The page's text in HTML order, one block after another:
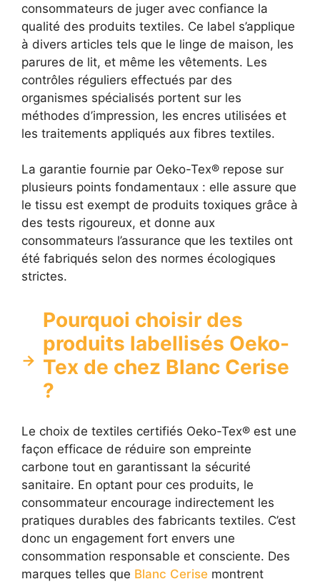
consommateurs de juger avec confiance la
qualité des produits textiles. Ce label s’applique
à divers articles tels que le linge de maison, les
parures de lit, et même les vêtements. Les
contrôles réguliers effectués par des
organismes spécialisés portent sur les
méthodes d’impression, les encres utilisées et
les traitements appliqués aux fibres textiles.
La garantie fournie par Oeko-Tex® repose sur
plusieurs points fondamentaux : elle assure que
le tissu est exempt de produits toxiques grâce à
des tests rigoureux, et donne aux
consommateurs l’assurance que les textiles ont
été fabriqués selon des normes écologiques
strictes.
Pourquoi choisir des
produits labellisés Oeko-
Tex de chez Blanc Cerise
?
Le choix de textiles certifiés Oeko-Tex® est une
façon efficace de réduire son empreinte
carbone tout en garantissant la sécurité
sanitaire. En optant pour ces produits, le
consommateur encourage indirectement les
pratiques durables des fabricants textiles. C’est
donc un engagement fort envers une
consommation responsable et consciente. Des
marques telles que Blanc Cerise montrent